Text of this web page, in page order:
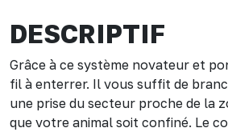
DESCRIPTIF
Grâce à ce système novateur et
fil à enterrer. Il vous suffit de
une prise du secteur proche de la
que votre animal soit confiné. Le